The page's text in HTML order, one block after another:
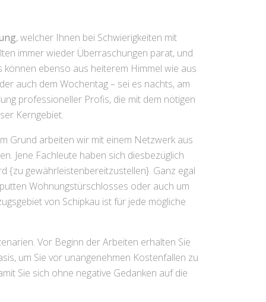
, welcher Ihnen bei Schwierigkeiten mit
immer wieder Überraschungen parat, und
ebenso aus heiterem Himmel wie aus
auch dem Wochentag – sei es nachts, am
professioneller Profis, die mit dem nötigen
Kerngebiet.
Grund arbeiten wir mit einem Netzwerk aus
Jene Fachleute haben sich diesbezüglich
{zu gewährleistenbereitzustellen}. Ganz egal
Wohnungstürschlosses oder auch um
von Schipkau ist für jede mögliche
Vor Beginn der Arbeiten erhalten Sie
um Sie vor unangenehmen Kostenfallen zu
Sie sich ohne negative Gedanken auf die